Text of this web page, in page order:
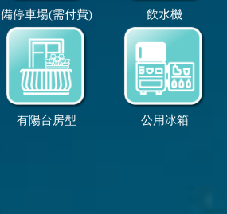
備停車場(需付費) 飲水機
有陽台房型 公用冰箱